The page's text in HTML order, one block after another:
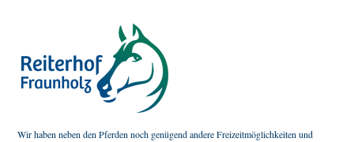
Wir haben neben den Pferden noch genügend andere Freizeitmöglichkeiten und